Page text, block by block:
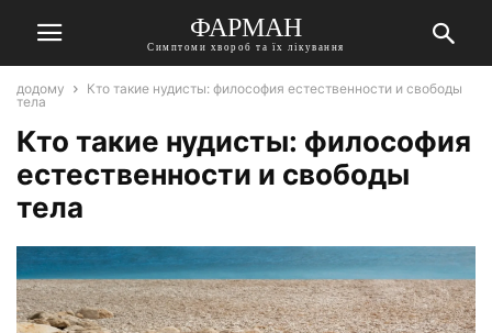
ФАРМАН
Симптоми хвороб та їх лікування
додому
Кто такие нудисты: философия естественности и свободы
тела
Кто такие нудисты: философия
естественности и свободы
тела